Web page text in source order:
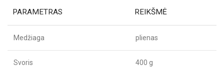
PARAMETRAS REIKŠMĖ
Medžiaga plienas
Svoris 400 g